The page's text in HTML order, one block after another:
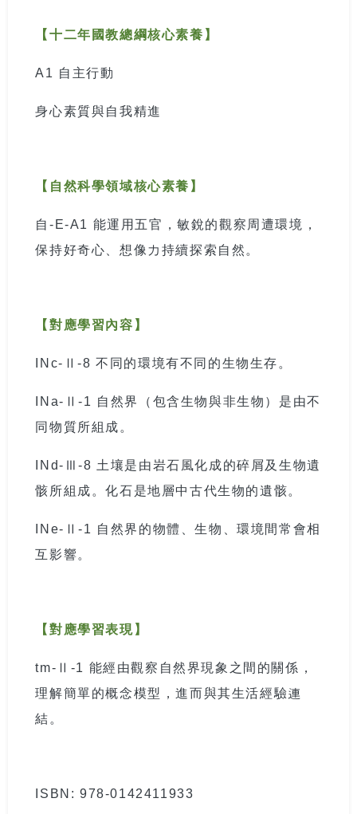
【十二年國教總綱核心素養】
A1 自主行動
身心素質與自我精進
【自然科學領域核心素養】
自 -E-A1 能運用五官，敏銳的觀察周遭環境，
保持好奇心、想像力持續探索自然。
【對應學習內容】
INc- Ⅱ-8不同的環境有不同的生物生存。
INa- Ⅱ-1 自然界（包含生物與非生物）是由不
同物質所組成。
INd- Ⅲ-8 土壤是由岩石風化成的碎屑及生物遺
骸所組成。化石是地層中古代生物的遺骸。
INe- Ⅱ-1 自然界的物體、生物、環境間常會相
互影響。
【對應學習表現】
tm- Ⅱ -1 能經由觀察自然界現象之間的關係，
理解簡單的概念模型，進而與其生活經驗連
結。
ISBN: 978-0142411933